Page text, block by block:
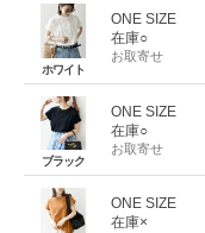
ホワイト
ONE SIZE
在庫○
お取寄せ
ブラック
ONE SIZE
在庫○
お取寄せ
ONE SIZE
在庫×